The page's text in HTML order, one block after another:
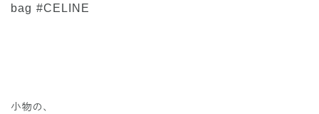
bag #CELINE
小物の、